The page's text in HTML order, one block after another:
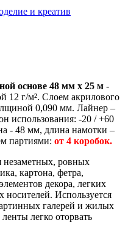
и креатив
основе 48 мм x 25 м -
12 г/м². Слоем акрилового
0,090 мм. Лайнер –
использования: -20 / +60
- 48 мм, длина намотки –
партиями: от 4 коробок.
незаметных, ровных
картона, фетра,
декора, легких
Используется
галерей и жилых
легко оторвать